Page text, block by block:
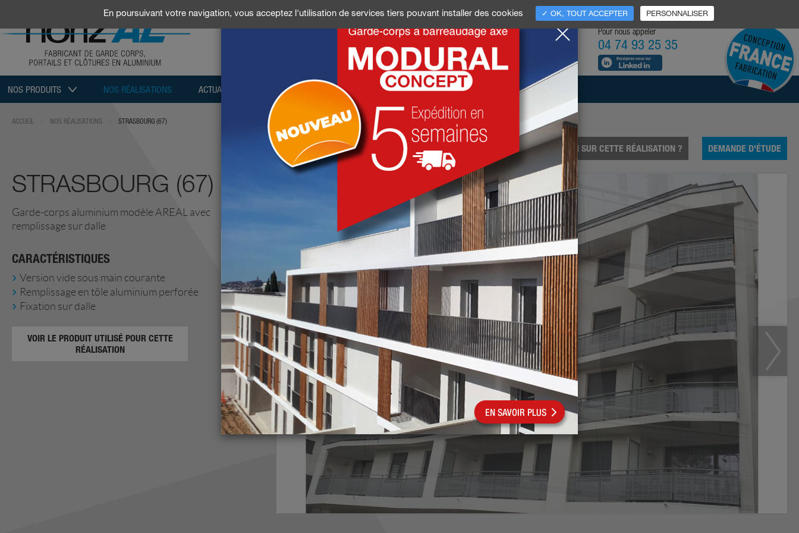
Pour nous appeler
04 74 93 25 35
NOS PRODUITS NOS RÉALISATIONS ACTUALITÉS / SALONS DOCUMENTATIONS PRESCRIPTEURS RÉSEAU COMMERCIAL
QUI SOMMES-NOUS ? NORMES RECRUTEMENT CONTACTS
ACCUEIL NOS RÉALISATIONS STRASBOURG (67)
UNE QUESTION SUR CETTE RÉALISATION ? DEMANDE D'ÉTUDE
STRASBOURG (67)
Garde-corps aluminium modèle AREAL avec
remplissage sur dalle
CARACTÉRISTIQUES
Version vide sous main courante
Remplissage en tôle aluminium perforée
Fixation sur dalle
VOIR LE PRODUIT UTILISÉ POUR CETTE
RÉALISATION
En poursuivant votre navigation, vous acceptez l'utilisation de services tiers pouvant installer des cookies ✓ OK, TOUT ACCEPTER PERSONNALISER